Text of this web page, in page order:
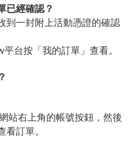
已經確認？
到一封附上活動憑證的確認
台按「我的訂單」查看。
站右上角的帳號按鈕，然後
訂單。